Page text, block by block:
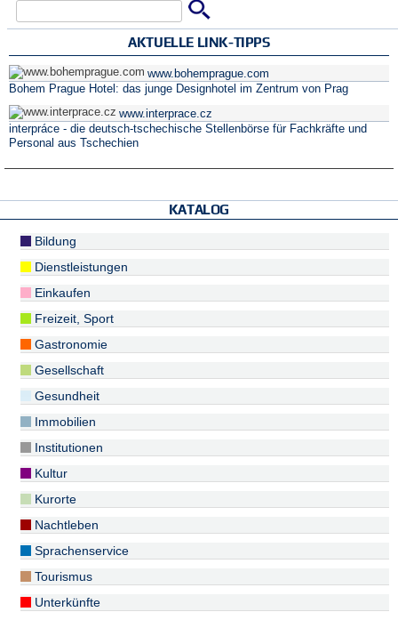
AKTUELLE LINK-TIPPS
www.bohemprague.com
Bohem Prague Hotel: das junge Designhotel im Zentrum von Prag
www.interprace.cz
interpráce - die deutsch-tschechische Stellenbörse für Fachkräfte und
Personal aus Tschechien
KATALOG
Bildung
Dienstleistungen
Einkaufen
Freizeit, Sport
Gastronomie
Gesellschaft
Gesundheit
Immobilien
Institutionen
Kultur
Kurorte
Nachtleben
Sprachenservice
Tourismus
Unterkünfte